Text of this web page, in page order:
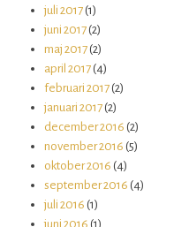
juli 2017 (1)
juni 2017 (2)
maj 2017 (2)
april 2017 (4)
februari 2017 (2)
januari 2017 (2)
december 2016 (2)
november 2016 (5)
oktober 2016 (4)
september 2016 (4)
juli 2016 (1)
juni 2016 (1)